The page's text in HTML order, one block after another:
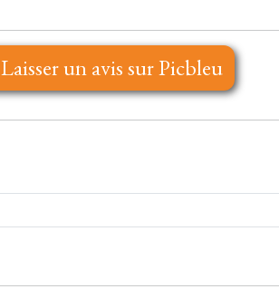
Laisser un avis sur Picbleu